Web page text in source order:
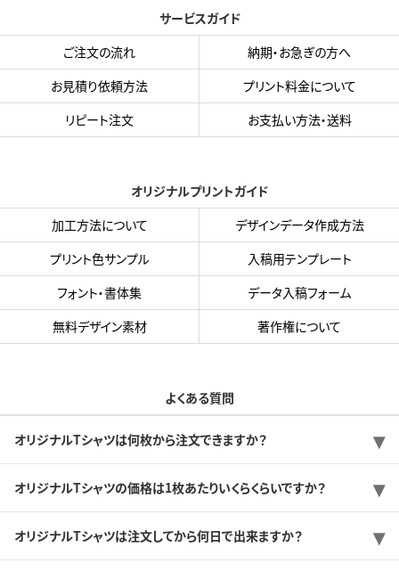
サービスガイド
ご注文の流れ
納期・お急ぎの方へ
お見積り依頼方法
プリント料金について
リピート注文
お支払い方法・送料
オリジナルプリントガイド
加工方法について
デザインデータ作成方法
プリント色サンプル
入稿用テンプレート
フォント・書体集
データ入稿フォーム
無料デザイン素材
著作権について
よくある質問
オリジナルTシャツは何枚から注文できますか？
オリジナルTシャツの価格は1枚あたりいくらくらいですか？
オリジナルTシャツは注文してから何日で出来ますか？